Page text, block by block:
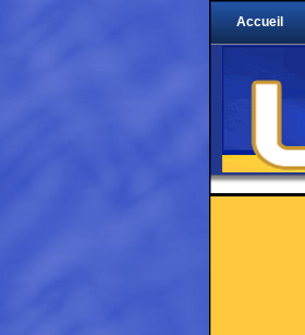
Accueil